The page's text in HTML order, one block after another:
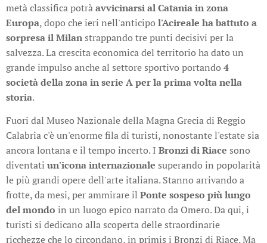
metà classifica potràavvicinarsi al Catania in zona
Europa, dopo che ieri nell'anticipo l'Acireale ha battuto a
sorpresa il Milan strappando tre punti decisivi per la
salvezza. La crescita economica del territorio ha dato un
grande impulso anche al settore sportivo portando 4
società della zona in serie A per la prima volta nella
storia.
Fuori dal Museo Nazionale della Magna Grecia di Reggio
Calabria c'è un'enorme fila di turisti, nonostante l'estate sia
ancora lontana e il tempo incerto. I Bronzi di Riace sono
diventati un'icona internazionale superando in popolarità
le più grandi opere dell'arte italiana. Stanno arrivando a
frotte, da mesi, per ammirare il Ponte sospeso più lungo
del mondo in un luogo epico narrato da Omero. Da qui, i
turisti si dedicano alla scoperta delle straordinarie
ricchezze che lo circondano, in primis i Bronzi di Riace. Ma